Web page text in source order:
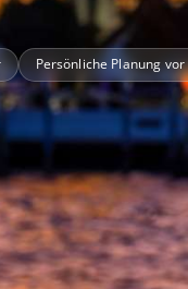
Persönliche Planung vor